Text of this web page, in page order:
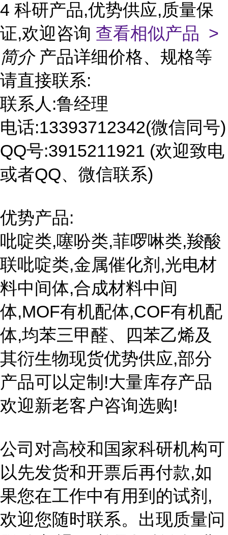
4 科研产品,优势供应,质量保
证,欢迎咨询 查看相似产品 >
简介 产品详细价格、规格等
请直接联系:
联系人:鲁经理
电话:13393712342(微信同号)
QQ号:3915211921 (欢迎致电
或者QQ、微信联系)
优势产品:
吡啶类,噻吩类,菲啰啉类,羧酸
联吡啶类,金属催化剂,光电材
料中间体,合成材料中间
体,MOF有机配体,COF有机配
体,均苯三甲醛、四苯乙烯及
其衍生物现货优势供应,部分
产品可以定制!大量库存产品
欢迎新老客户咨询选购!
公司对高校和国家科研机构可
以先发货和开票后再付款,如
果您在工作中有用到的试剂,
欢迎您随时联系。出现质量问